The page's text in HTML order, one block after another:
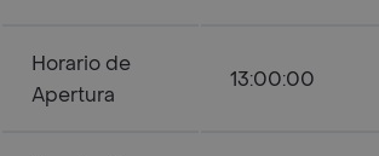
Horario de
Apertura
13:00:00